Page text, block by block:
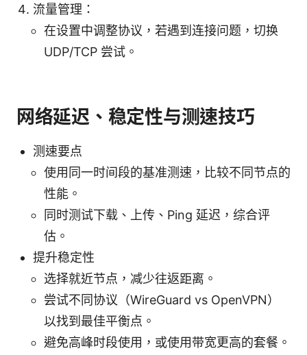
流量管理：
在设置中调整协议，若遇到连接问题，切换
UDP/TCP 尝试。
网络延迟、稳定性与测速技巧
测速要点
使用同一时间段的基准测速，比较不同节点的
性能。
同时测试下载、上传、Ping 延迟，综合评
估。
提升稳定性
选择就近节点，减少往返距离。
尝试不同协议（WireGuard vs OpenVPN）
以找到最佳平衡点。
避免高峰时段使用，或使用带宽更高的套餐。